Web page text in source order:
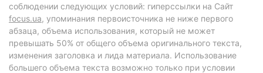
соблюдении следующих условий: гиперссылки на Сайт
focus.ua, упоминания первоисточника не ниже первого
абзаца, объема использования, который не может
превышать 50% от общего объема оригинального текста,
изменения заголовка и лида материала. Использование
большего объема текста возможно только при условии